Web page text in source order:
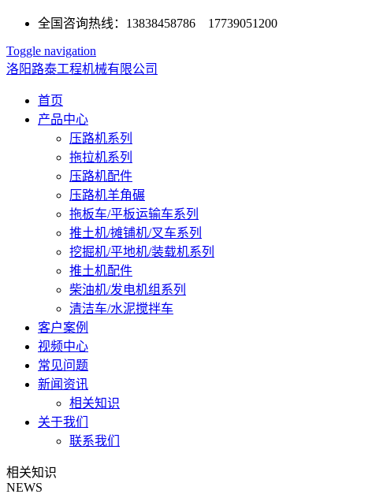
全国咨询热线：13838458786 17739051200
Toggle navigation
洛阳路泰工程机械有限公司
首页
产品中心
压路机系列
拖拉机系列
压路机配件
压路机羊角碾
拖板车/平板运输车系列
推土机/摊铺机/叉车系列
挖掘机/平地机/装载机系列
推土机配件
柴油机/发电机组系列
清洁车/水泥搅拌车
客户案例
视频中心
常见问题
新闻资讯
相关知识
关于我们
联系我们
相关知识
NEWS